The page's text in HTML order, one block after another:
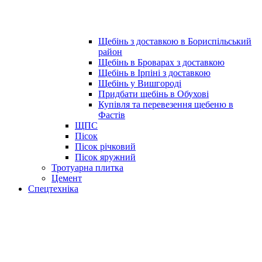
Щебінь з доставкою в Бориспільський
район
Щебінь в Броварах з доставкою
Щебінь в Ірпіні з доставкою
Щебінь у Вишгороді
Придбати щебінь в Обухові
Купівля та перевезення щебеню в
Фастів
ЩПС
Пісок
Пісок річковий
Пісок яружний
Тротуарна плитка
Цемент
Спецтехніка